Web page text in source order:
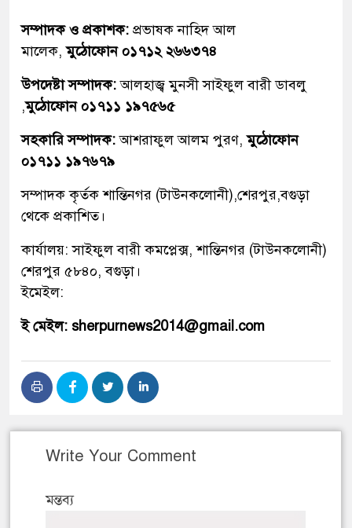
সম্পাদক ও প্রকাশক: প্রভাষক নাহিদ আল
মালেক,মুঠোফোন ০১৭১২ ২৬৬৩৭৪
উপদেষ্টা সম্পাদক:আলহাজ্ব মুনসী সাইফুল বারী ডাবলু
,মুঠোফোন ০১৭১১ ১৯৭৫৬৫
সহকারি সম্পাদক:আশরাফুল আলম পুরণ,মুঠোফোন
০১৭১১ ১৯৭৬৭৯
সম্পাদক কৃর্তক শান্তিনগর (টাউনকলোনী),শেরপুর,বগুড়া
থেকে প্রকাশিত।
কার্যালয়: সাইফুল বারী কমপ্লেক্স, শান্তিনগর (টাউনকলোনী)
শেরপুর ৫৮৪০, বগুড়া।
ইমেইল:
ই মেইল: sherpurnews2014@gmail.com
Write Your Comment
মন্তব্য